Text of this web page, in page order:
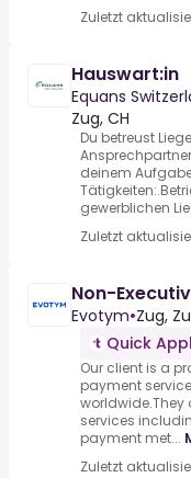
Zuletzt
Hauswart:in
Equans
Zug, CH
Du betreust
deinem
gewerblichen
Zuletzt
Non-
Evotym•Zug,
Quick
Our client is a
payment
worldwide.They
services
payment met...
Zuletzt